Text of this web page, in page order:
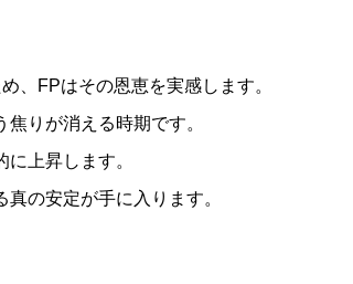
、FPはその恩恵を実感します。
りが消える時期です。
上昇します。
の安定が手に入ります。